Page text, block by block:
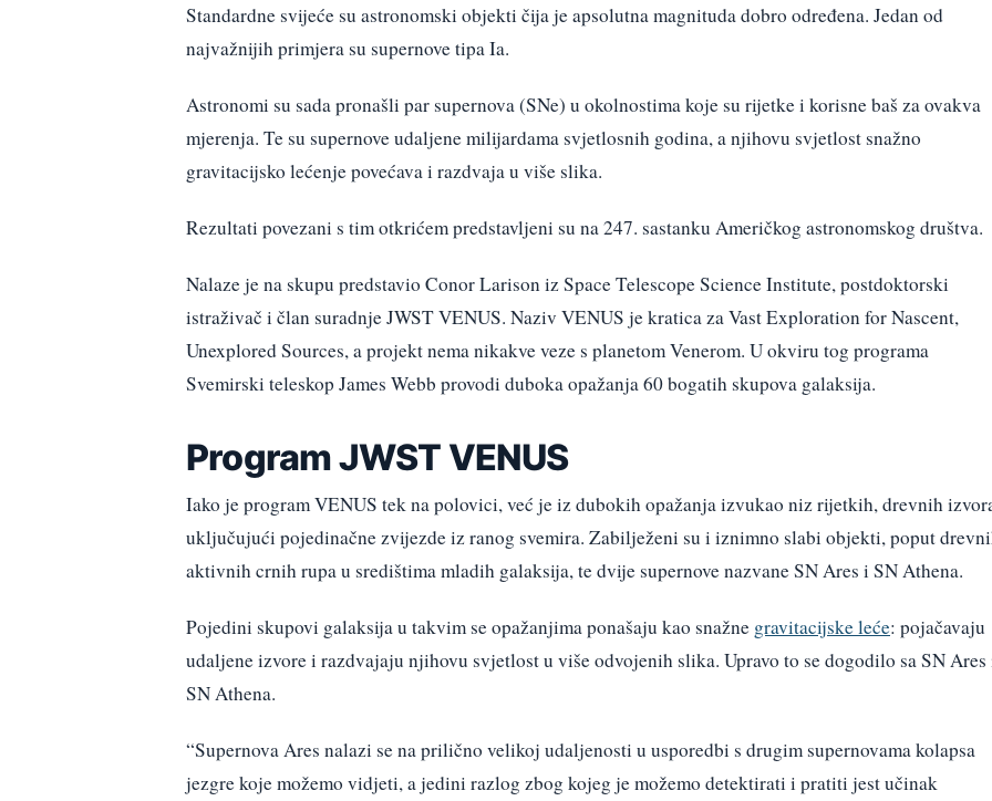
Standardne svijeće su astronomski objekti čija je apsolutna magnituda dobro određena. Jedan od
najvažnijih primjera su supernove tipa Ia.
Astronomi su sada pronašli par supernova (SNe) u okolnostima koje su rijetke i korisne baš za ovakva
mjerenja. Te su supernove udaljene milijardama svjetlosnih godina, a njihovu svjetlost snažno
gravitacijsko lećenje povećava i razdvaja u više slika.
Rezultati povezani s tim otkrićem predstavljeni su na 247. sastanku Američkog astronomskog društva.
Nalaze je na skupu predstavio Conor Larison iz Space Telescope Science Institute, postdoktorski
istraživač i član suradnje JWST VENUS. Naziv VENUS je kratica za Vast Exploration for Nascent,
Unexplored Sources, a projekt nema nikakve veze s planetom Venerom. U okviru tog programa
Svemirski teleskop James Webb provodi duboka opažanja 60 bogatih skupova galaksija.
Program JWST VENUS
Iako je program VENUS tek na polovici, već je iz dubokih opažanja izvukao niz rijetkih, drevnih
uključujući pojedinačne zvijezde iz ranog svemira. Zabilježeni su i iznimno slabi objekti, poput
aktivnih crnih rupa u središtima mladih galaksija, te dvije supernove nazvane SN Ares i SN Athena.
Pojedini skupovi galaksija u takvim se opažanjima ponašaju kao snažne gravitacijske leće: pojačavaju
udaljene izvore i razdvajaju njihovu svjetlost u više odvojenih slika. Upravo to se dogodilo sa SN Ares
SN Athena.
“Supernova Ares nalazi se na prilično velikoj udaljenosti u usporedbi s drugim supernovama kolapsa
jezgre koje možemo vidjeti, a jedini razlog zbog kojeg je možemo detektirati i pratiti jest učinak